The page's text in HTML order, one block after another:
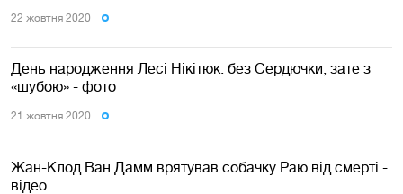
22 жовтня 2020
День народження Лесі Нікітюк: без Сердючки, зате з
«шубою» - фото
21 жовтня 2020
Жан-Клод Ван Дамм врятував собачку Раю від смерті -
відео